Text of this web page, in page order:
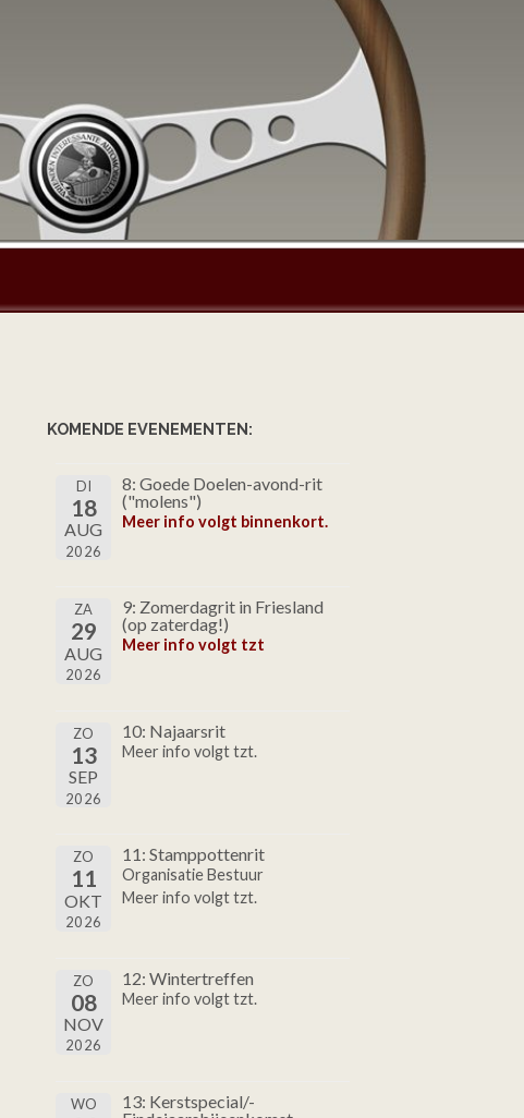
KOMENDE EVENEMENTEN:
DI
18
AUG
2026
8: Goede Doelen-avond-rit
("molens")
Meer info volgt binnenkort.
ZA
29
AUG
2026
9: Zomerdagrit in Friesland
(op zaterdag!)
Meer info volgt tzt
ZO
13
SEP
2026
10: Najaarsrit
Meer info volgt tzt.
ZO
11
OKT
2026
11: Stamppottenrit
Organisatie Bestuur
Meer info volgt tzt.
ZO
08
NOV
2026
12: Wintertreffen
Meer info volgt tzt.
WO
13: Kerstspecial/-